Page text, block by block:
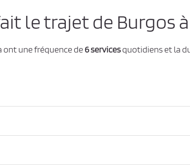
le trajet de Burgos
ont une fréquence de6 servicesquotidiens et la